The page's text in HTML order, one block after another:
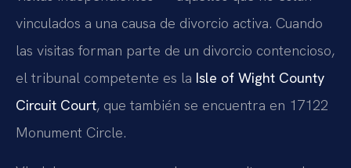
vinculados a una causa de divorcio activa. Cuando
las visitas forman parte de un divorcio contencioso,
el tribunal competente es la Isle of Wight County
Circuit Court, que también se encuentra en 17122
Monument Circle.